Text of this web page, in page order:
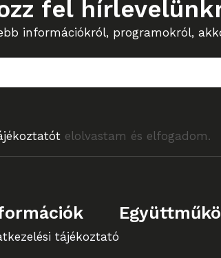
fel
információkról, programokról,
elolvastam és elfogadom.
tájékoztató